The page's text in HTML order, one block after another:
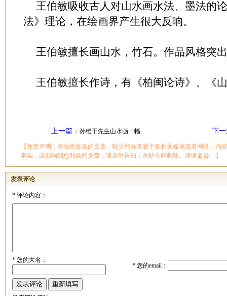
王伯敏吸收古人对山水画水法、墨法的
法》理论，在绘画界产生很大反响。
王伯敏擅长画山水，竹石。作品风格
王伯敏擅长作诗，有《柏闽论诗》、《
上一篇： 孙维干先生山水画一幅 下
【免责声明：本站所发表的文章，较少部分来源于各相关媒体或者网络，内
事实，或影响到您利益的文章，请及时告知，本站立即删除。谢谢监督。】
发表评论
*评论内容：
*您的大名：
*您的email：